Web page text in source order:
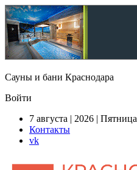
Сауны и бани Краснодара
Войти
7 августа | 2026 | Пятница
Контакты
vk